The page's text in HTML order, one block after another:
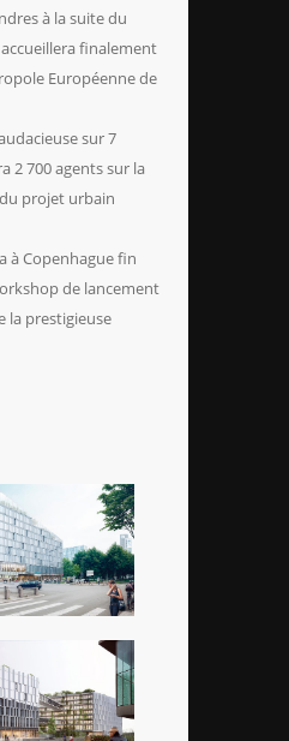
à la suite du
finalement
Européenne de
sur 7
2 700 agents sur la
projet urbain
à Copenhague fin
de lancement
la prestigieuse